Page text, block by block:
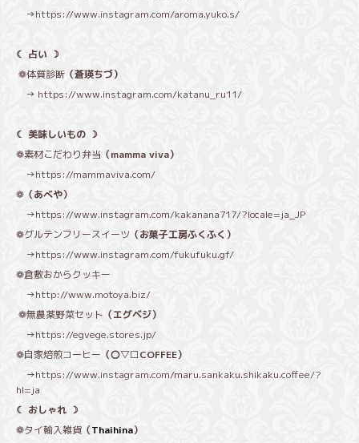
→https://www.instagram.com/aroma.yuko.s/
☾ 占い ☽
❁体質診断 （蒼瑛ちづ）
→ https://www.instagram.com/katanu_ru11/
☾ 美味しいもの ☽
❁素材こだわり弁当 （mamma viva）
→https://mammaviva.com/
❁ （あべや）
→https://www.instagram.com/kakanana717/?locale=ja_JP
❁グルテンフリースイーツ （お菓子工房ふくふく）
→https://www.instagram.com/fukufuku.gf/
❁倉敷おからクッキー
→http://www.motoya.biz/
❁無農薬野菜セット （エグベジ）
→https://egvege.stores.jp/
❁自家焙煎コーヒー （〇▽□COFFEE）
→https://www.instagram.com/maru.sankaku.shikaku.coffee/?
hl=ja
☾ おしゃれ ☽
❁タイ輸入雑貨 （Thaihina）